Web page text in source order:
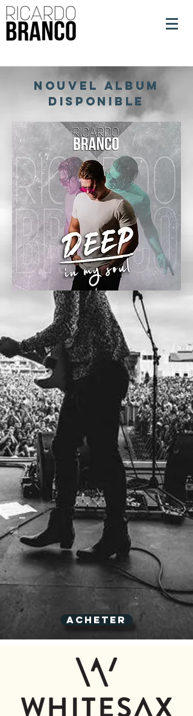
NOUVEL ALBUM
DISPONIBLE
Acheter